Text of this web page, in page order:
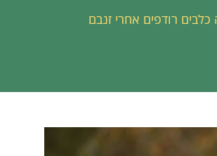
רודפים אחרי זנבם